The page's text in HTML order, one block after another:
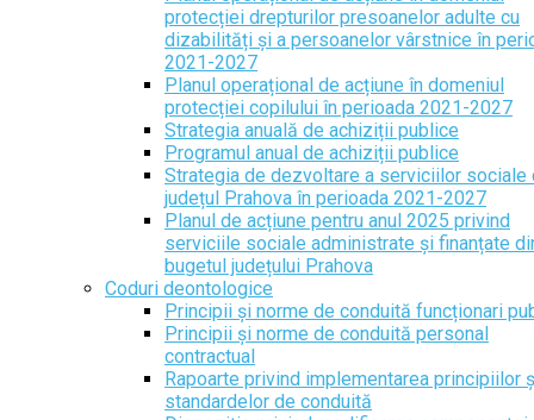
protecției drepturilor presoanelor adulte cu
dizabilități și a persoanelor vârstnice în
2021-2027
Planul operațional de acțiune în domeniul
protecției copilului în perioada 2021-2027
Strategia anuală de achiziții publice
Programul anual de achiziții publice
Strategia de dezvoltare a serviciilor sociale
județul Prahova în perioada 2021-2027
Planul de acțiune pentru anul 2025 privind
serviciile sociale administrate și finanțate
bugetul județului Prahova
Coduri deontologice
Principii și norme de conduită funcționari
Principii și norme de conduită personal
contractual
Rapoarte privind implementarea principiilor
standardelor de conduită